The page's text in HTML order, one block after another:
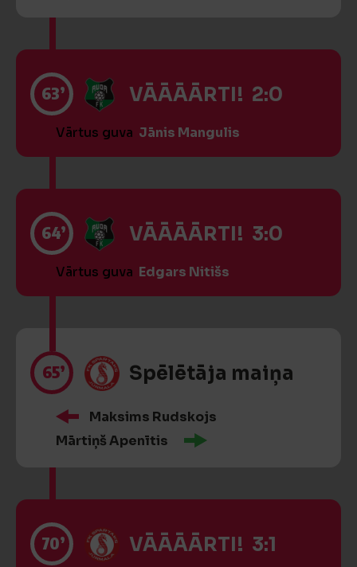
63’ VĀĀĀĀRTI! 2:0
Vārtus guva Jānis Mangulis
64’ VĀĀĀĀRTI! 3:0
Vārtus guva Edgars Nitišs
65’ Spēlētāja maiņa
Maksims Rudskojs
Mārtiņš Apenītis
70’ VĀĀĀĀRTI! 3:1